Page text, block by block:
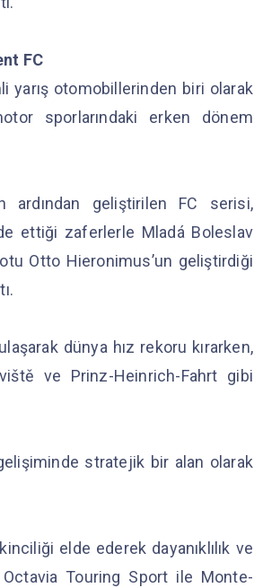
FC
yarış otomobillerinden biri olarak
sporlarındaki erken dönem
ardından geliştirilen FC serisi,
ettiği zaferlerle Mladá Boleslav
Otto Hieronimus’un geliştirdiği
dünya hız rekoru kırarken,
ve Prinz-Heinrich-Fahrt gibi
stratejik bir alan olarak
elde ederek dayanıklılık ve
Octavia Touring Sport ile Monte-